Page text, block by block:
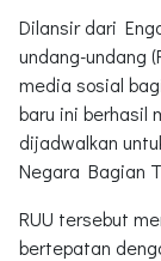
Dilansir dari
undang-undang
media sosial
baru ini berhasil
dijadwalkan
Negara Bagian
RUU tersebut
bertepatan